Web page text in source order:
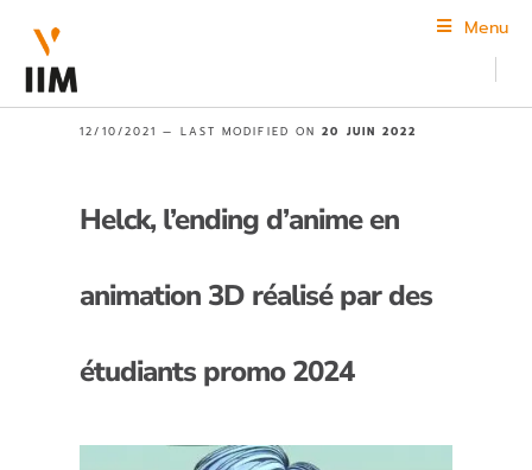
Menu
12/10/2021 — LAST MODIFIED ON20 JUIN 2022
Helck, l’ending d’anime en
animation 3D réalisé par des
étudiants promo 2024